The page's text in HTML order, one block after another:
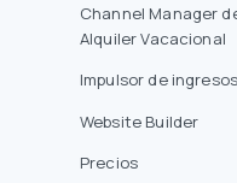
Channel Manager
Alquiler Vacacional
Impulsor de ingresos
Website Builder
Precios